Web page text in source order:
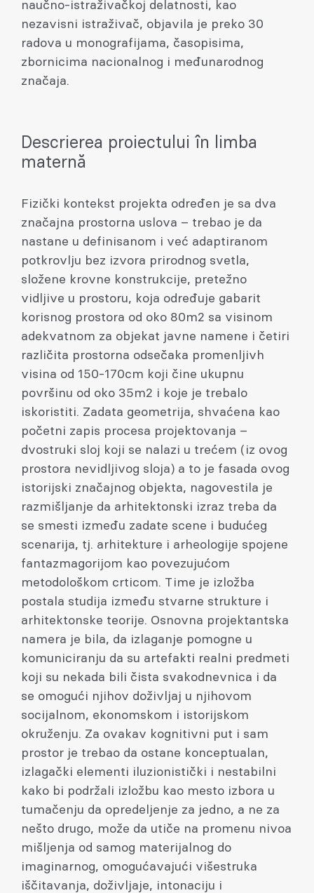
naučno-istraživačkoj delatnosti, kao
nezavisni istraživač, objavila je preko 30
radova u monografijama, časopisima,
zbornicima nacionalnog i međunarodnog
značaja.
Descrierea proiectului în limba
maternă
Fizički kontekst projekta određen je sa dva
značajna prostorna uslova – trebao je da
nastane u definisanom i već adaptiranom
potkrovlju bez izvora prirodnog svetla,
složene krovne konstrukcije, pretežno
vidljive u prostoru, koja određuje gabarit
korisnog prostora od oko 80m2 sa visinom
adekvatnom za objekat javne namene i četiri
različita prostorna odsečaka promenljivh
visina od 150-170cm koji čine ukupnu
površinu od oko 35m2 i koje je trebalo
iskoristiti. Zadata geometrija, shvaćena kao
početni zapis procesa projektovanja –
dvostruki sloj koji se nalazi u trećem (iz ovog
prostora nevidljivog sloja) a to je fasada ovog
istorijski značajnog objekta, nagovestila je
razmišljanje da arhitektonski izraz treba da
se smesti između zadate scene i budućeg
scenarija, tj. arhitekture i arheologije spojene
fantazmagorijom kao povezujućom
metodološkom crticom. Time je izložba
postala studija između stvarne strukture i
arhitektonske teorije. Osnovna projektantska
namera je bila, da izlaganje pomogne u
komuniciranju da su artefakti realni predmeti
koji su nekada bili čista svakodnevnica i da
se omogući njihov doživljaj u njihovom
socijalnom, ekonomskom i istorijskom
okruženju. Za ovakav kognitivni put i sam
prostor je trebao da ostane konceptualan,
izlagački elementi iluzionistički i nestabilni
kako bi podržali izložbu kao mesto izbora u
tumačenju da opredeljenje za jedno, a ne za
nešto drugo, može da utiče na promenu nivoa
mišljenja od samog materijalnog do
imaginarnog, omogućavajući višestruka
iščitavanja, doživljaje, intonaciju i